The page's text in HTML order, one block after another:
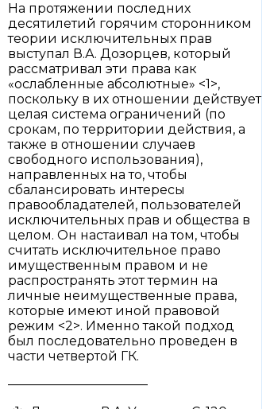
На протяжении последних
десятилетий горячим сторонником
теории исключительных прав
выступал В.А. Дозорцев, который
рассматривал эти права как
«ослабленные абсолютные» <1>,
поскольку в их отношении действует
целая система ограничений (по
срокам, по территории действия, а
также в отношении случаев
свободного использования),
направленных на то, чтобы
сбалансировать интересы
правообладателей, пользователей
исключительных прав и общества в
целом. Он настаивал на том, чтобы
считать исключительное право
имущественным правом и не
распространять этот термин на
личные неимущественные права,
которые имеют иной правовой
режим <2>. Именно такой подход
был последовательно проведен в
части четвертой ГК.
———————————